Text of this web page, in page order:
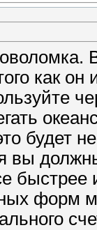
как он
будет
вы
быстрее
форм